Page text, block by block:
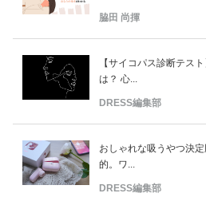
脇田 尚揮
【サイコパス診断テス
は？ 心...
DRESS編集部
おしゃれな吸うやつ決
的。ワ...
DRESS編集部